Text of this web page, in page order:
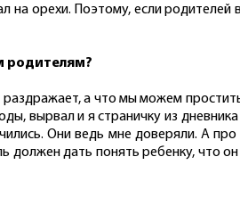
орехи. Поэтому, если родителей
родителям?
а что мы можем
вырвал и я страничку из
Они ведь мне доверяли. А
дать понять ребенку, что